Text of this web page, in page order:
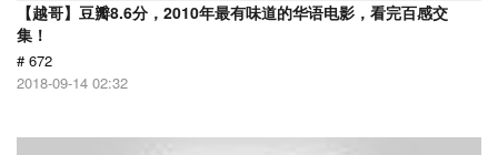
【越哥】豆瓣8.6分，2010年最有味道的华语电影，看完百感交
集！
# 672
2018-09-14 02:32